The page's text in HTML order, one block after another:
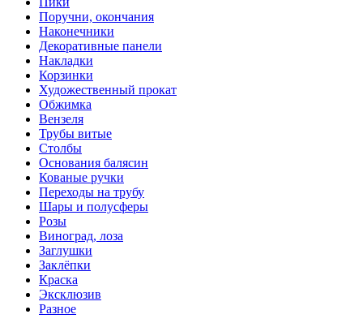
Поручни, окончания
Наконечники
Декоративные панели
Накладки
Корзинки
Художественный прокат
Обжимка
Вензеля
Трубы витые
Столбы
Основания балясин
Кованые ручки
Переходы на трубу
Шары и полусферы
Розы
Виноград, лоза
Заглушки
Заклёпки
Краска
Эксклюзив
Разное